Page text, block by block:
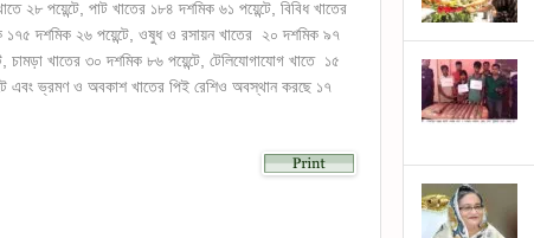
২৮ পয়েন্টে, পাট খাতের ১৮৪ দশমিক ৬১ পয়েন্টে, বিবিধ খাতের
১৭৫ দশমিক ২৬ পয়েন্টে, ওষুধ ও রসায়ন খাতের ২০ দশমিক ৯৭
চামড়া খাতের ৩০ দশমিক ৮৬ পয়েন্টে, টেলিযোগাযোগ খাতে ১৫
এবং ভ্রমণ ও অবকাশ খাতের পিই রেশিও অবস্থান করছে ১৭